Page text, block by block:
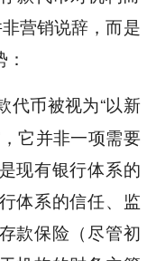
营销说辞，而是
代币被视为“以新
它并非一项需要
现有银行体系的
体系的信任、监
款保险（尽管初